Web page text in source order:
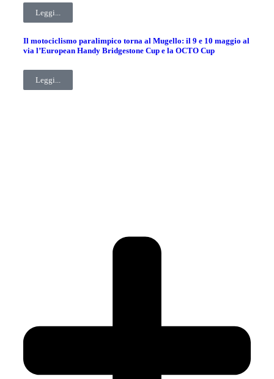
Leggi...
Il motociclismo paralimpico torna al Mugello: il 9 e 10 maggio al
via l’European Handy Bridgestone Cup e la OCTO Cup
Leggi...